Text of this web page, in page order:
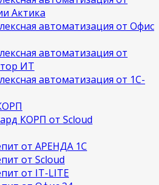
Актика
автоматизация от Офис
автоматизация от
ИТ
автоматизация от 1С-
КОРП от Scloud
от АРЕНДА 1С
от Scloud
от IT-LITE